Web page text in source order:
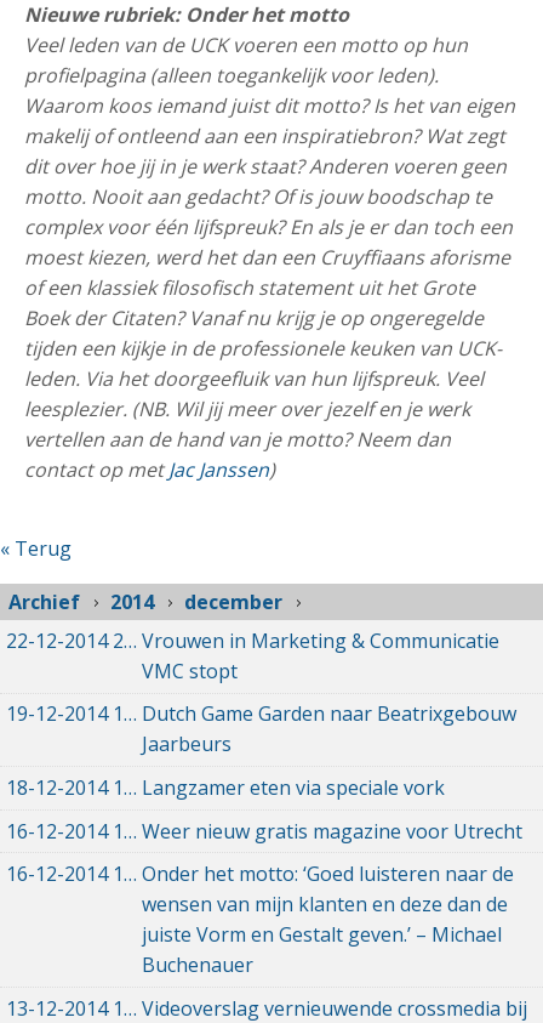
Nieuwe rubriek: Onder het motto
Veel leden van de UCK voeren een motto op hun
profielpagina (alleen toegankelijk voor leden).
Waarom koos iemand juist dit motto? Is het van eigen
makelij of ontleend aan een inspiratiebron? Wat zegt
dit over hoe jij in je werk staat? Anderen voeren geen
motto. Nooit aan gedacht? Of is jouw boodschap te
complex voor één lijfspreuk? En als je er dan toch een
moest kiezen, werd het dan een Cruyffiaans aforisme
of een klassiek filosofisch statement uit het Grote
Boek der Citaten? Vanaf nu krijg je op ongeregelde
tijden een kijkje in de professionele keuken van UCK-
leden. Via het doorgeefluik van hun lijfspreuk. Veel
leesplezier. (NB. Wil jij meer over jezelf en je werk
vertellen aan de hand van je motto? Neem dan
contact op metJac Janssen)
« Terug
Archief
2014
december
22-12-201422-12-2014 00:00
Vrouwen in Marketing & Communicatie
VMC stopt
19-12-201419-12-2014 00:00
Dutch Game Garden naar Beatrixgebouw
Jaarbeurs
18-12-201418-12-2014 00:00
Langzamer eten via speciale vork
16-12-201416-12-2014 00:00
Weer nieuw gratis magazine voor Utrecht
16-12-201416-12-2014 00:00
Onder het motto: ‘Goed luisteren naar de
wensen van mijn klanten en deze dan de
juiste Vorm en Gestalt geven.’ – Michael
Buchenauer
13-12-201413-12-2014 00:00
Videoverslag vernieuwende crossmedia bij